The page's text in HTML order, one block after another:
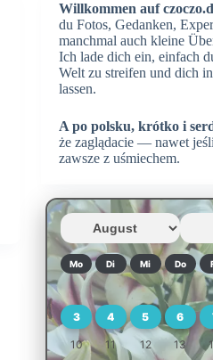
Willkommen auf
du Fotos, Gedanken,
manchmal auch kleine
Ich lade dich ein, einfach
Welt zu streifen und dich
lassen.
A po polsku, krótko i
że zaglądacie — nawet
zawsze z uśmiechem.
Mo Di Mi Do
3 4 5 6
10 11 12 13